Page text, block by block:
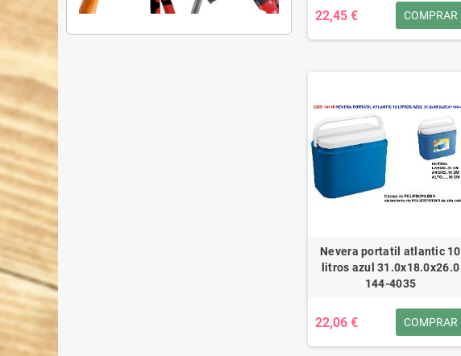
22,45 € COMPRAR
Nevera portatil atlantic 10
litros azul 31.0x18.0x26.0
144-4035
22,06 € COMPRAR